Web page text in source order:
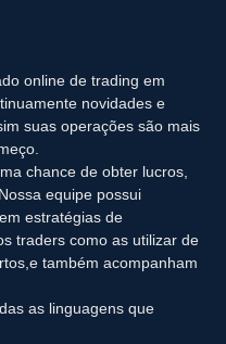
online de trading em
novidades e
suas operações são mais
chance de obter lucros,
equipe possui
estratégias de
traders como as utilizar de
também acompanham
as linguagens que